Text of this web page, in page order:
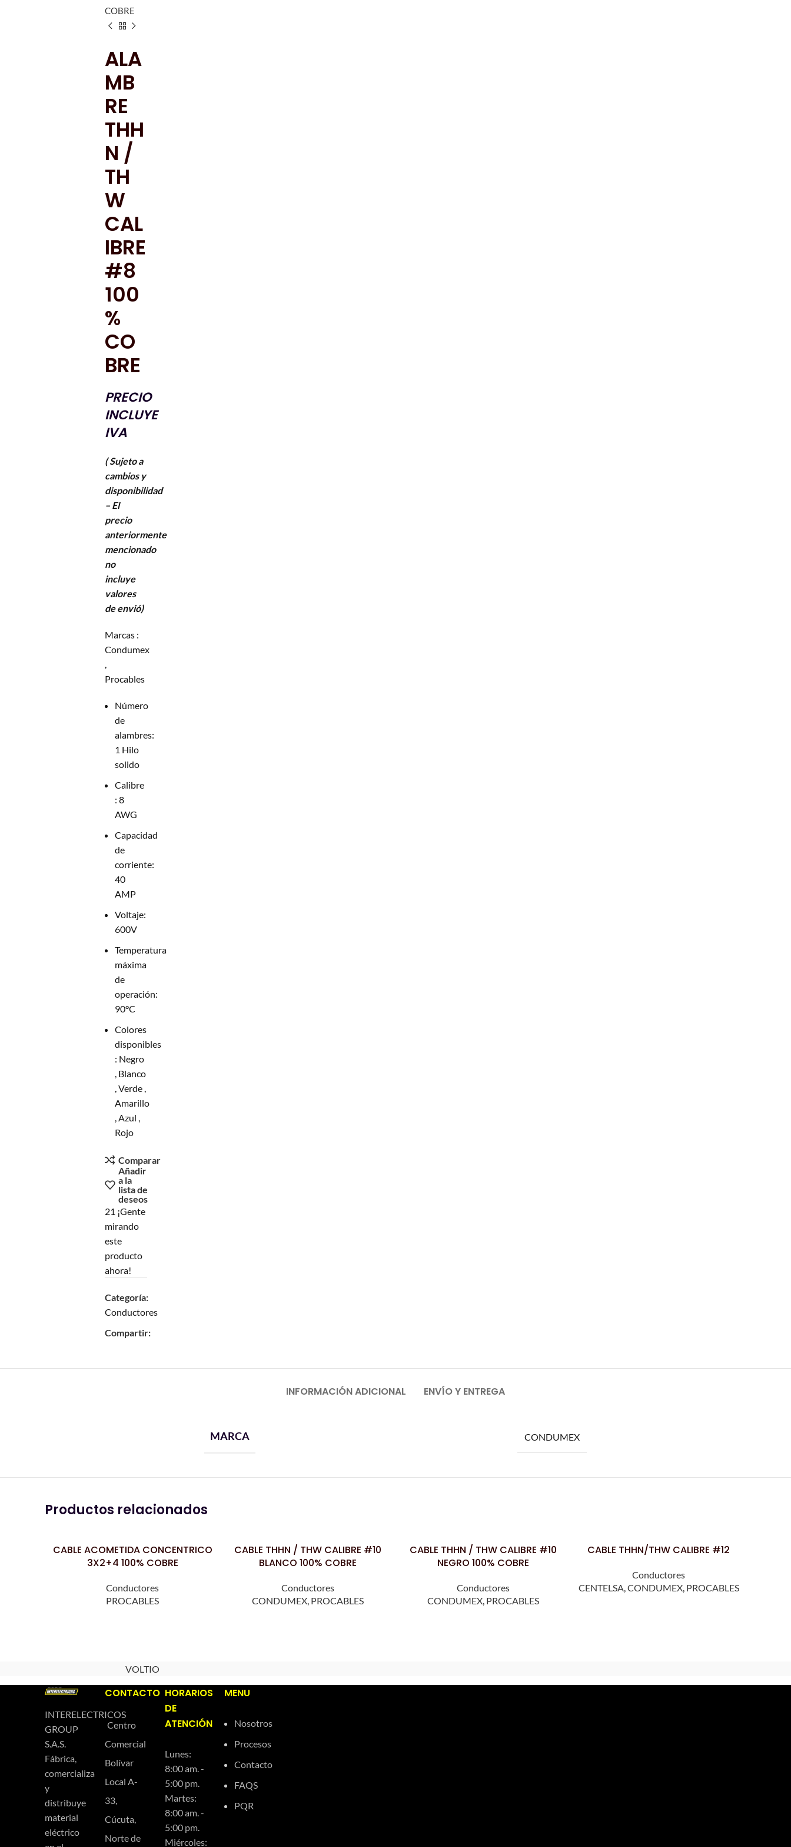
COBRE
ALA
MB
RE
THH
N /
TH
W
CAL
IBRE
#8
100
%
CO
BRE
PRECIO
INCLUYE
IVA
( Sujeto a
cambios y
disponibilidad
– El
precio
anteriormente
mencionado
no
incluye
valores
de envió)
Marcas :
Condumex
,
Procables
Número
de
alambres:
1 Hilo
solido
Calibre
: 8
AWG
Capacidad
de
corriente:
40
AMP
Voltaje:
600V
Temperatura
máxima
de
operación:
90°C
Colores
disponibles
: Negro
, Blanco
, Verde ,
Amarillo
, Azul ,
Rojo
Comparar
Añadir
a la
lista de
deseos
21 ¡Gente
mirando
este
producto
ahora!
Categoría:
Conductores
Compartir:
INFORMACIÓN ADICIONAL ENVÍO Y ENTREGA
MARCA CONDUMEX
Productos relacionados
LEER MÁS
CABLE ACOMETIDA CONCENTRICO
3X2+4 100% COBRE
Conductores
PROCABLES
LEER MÁS
CABLE THHN / THW CALIBRE #10
BLANCO 100% COBRE
Conductores
CONDUMEX, PROCABLES
LEER MÁS
CABLE THHN / THW CALIBRE #10
NEGRO 100% COBRE
Conductores
CONDUMEX, PROCABLES
LEER MÁS
CABLE THHN/THW CALIBRE #12
Conductores
CENTELSA,CONDUMEX, PROCABLES
VOLTIO
INTERELECTRICOS
GROUP
S.A.S.
Fábrica,
comercializa
y
distribuye
material
eléctrico
CONTACTO
Centro
Comercial
Bolívar
Local A-
33,
Cúcuta,
Norte de
HORARIOS
DE
ATENCIÓN
Lunes:
8:00 am. -
5:00 pm.
Martes:
8:00 am. -
5:00 pm.
Miércoles:
MENU
Nosotros
Procesos
Contacto
FAQS
PQR